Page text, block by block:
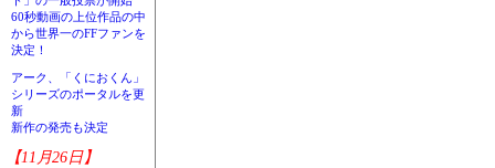
60秒動画の上位作品の中
から世界一のFFファンを
決定！
アーク、「くにおくん」
シリーズのポータルを更
新
新作の発売も決定
【11月26日】